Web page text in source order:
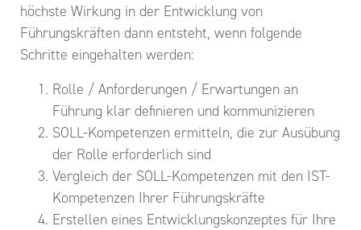
höchste Wirkung in der Entwicklung von
Führungskräften dann entsteht, wenn folgende
Schritte eingehalten werden:
Rolle / Anforderungen / Erwartungen an
Führung klar definieren und kommunizieren
SOLL-Kompetenzen ermitteln, die zur Ausübung
der Rolle erforderlich sind
Vergleich der SOLL-Kompetenzen mit den IST-
Kompetenzen Ihrer Führungskräfte
Erstellen eines Entwicklungskonzeptes für Ihre